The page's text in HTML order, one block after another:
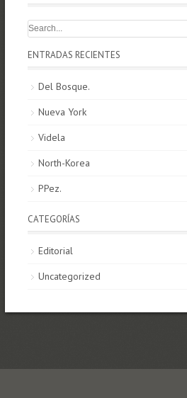
ENTRADAS RECIENTES
Del Bosque.
Nueva York
Videla
North-Korea
PPez.
CATEGORÍAS
Editorial
Uncategorized